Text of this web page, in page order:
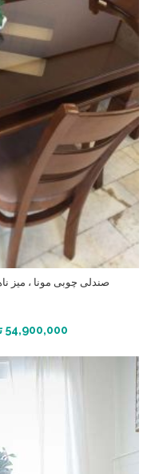
صندلی چوبی مونا ، میز
54,900,000